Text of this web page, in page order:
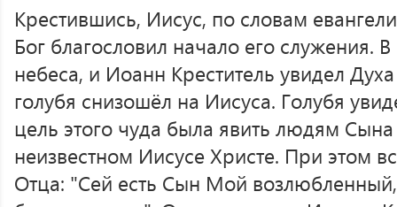
Крестившись, Иисус, по словам
Бог благословил начало его служения.
небеса, и Иоанн Креститель увидел
голубя снизошёл на Иисуса. Голубя
цель этого чуда была явить людям
неизвестном Иисусе Христе. При этом
Отца: "Сей есть Сын Мой